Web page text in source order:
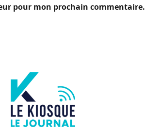
pour mon prochain commentaire.